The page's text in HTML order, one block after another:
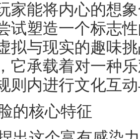
家能将内心的想
试塑造一个标志
拟与现实的趣味
它承载着对一种
则内进行文化互
的核心特征